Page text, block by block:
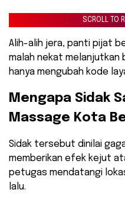
SCROLL TO
Alih-alih jera, panti pijat
malah nekat melanjutkan
hanya mengubah kode
​Mengapa Sidak
Massage Kota
​Sidak tersebut dinilai
memberikan efek kejut
petugas mendatangi
lalu.